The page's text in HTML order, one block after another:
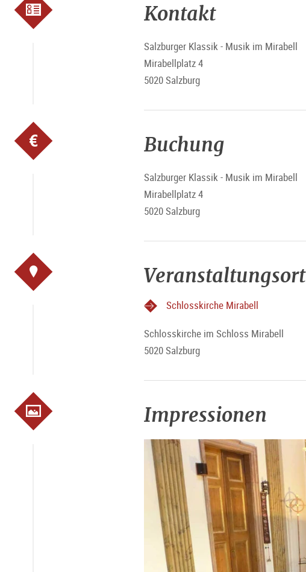
Kontakt
Salzburger Klassik - Musik im Mirabell
Mirabellplatz 4
5020 Salzburg
Buchung
Salzburger Klassik - Musik im Mirabell
Mirabellplatz 4
5020 Salzburg
Veranstaltungsort
Schlosskirche Mirabell
Schlosskirche im Schloss Mirabell
5020 Salzburg
Impressionen